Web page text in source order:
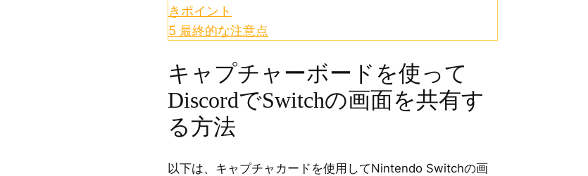
きポイント
5 最終的な注意点
キャプチャーボードを使って
DiscordでSwitchの画面を共有す
る方法
以下は、キャプチャカードを使用してNintendo Switchの画